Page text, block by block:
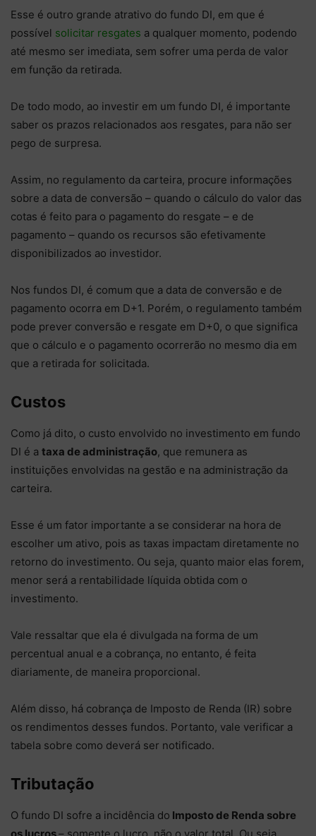
Esse é outro grande atrativo do fundo DI, em que é
possível solicitar resgates a qualquer momento, podendo
até mesmo ser imediata, sem sofrer uma perda de valor
em função da retirada.
De todo modo, ao investir em um fundo DI, é importante
saber os prazos relacionados aos resgates, para não ser
pego de surpresa.
Assim, no regulamento da carteira, procure informações
sobre a data de conversão – quando o cálculo do valor das
cotas é feito para o pagamento do resgate – e de
pagamento – quando os recursos são efetivamente
disponibilizados ao investidor.
Nos fundos DI, é comum que a data de conversão e de
pagamento ocorra em D+1. Porém, o regulamento também
pode prever conversão e resgate em D+0, o que significa
que o cálculo e o pagamento ocorrerão no mesmo dia em
que a retirada for solicitada.
Custos
Como já dito, o custo envolvido no investimento em fundo
DI é a taxa de administração, que remunera as
instituições envolvidas na gestão e na administração da
carteira.
Esse é um fator importante a se considerar na hora de
escolher um ativo, pois as taxas impactam diretamente no
retorno do investimento. Ou seja, quanto maior elas forem,
menor será a rentabilidade líquida obtida com o
investimento.
Vale ressaltar que ela é divulgada na forma de um
percentual anual e a cobrança, no entanto, é feita
diariamente, de maneira proporcional.
Além disso, há cobrança de Imposto de Renda (IR) sobre
os rendimentos desses fundos. Portanto, vale verificar a
tabela sobre como deverá ser notificado.
Tributação
O fundo DI sofre a incidência do Imposto de Renda sobre